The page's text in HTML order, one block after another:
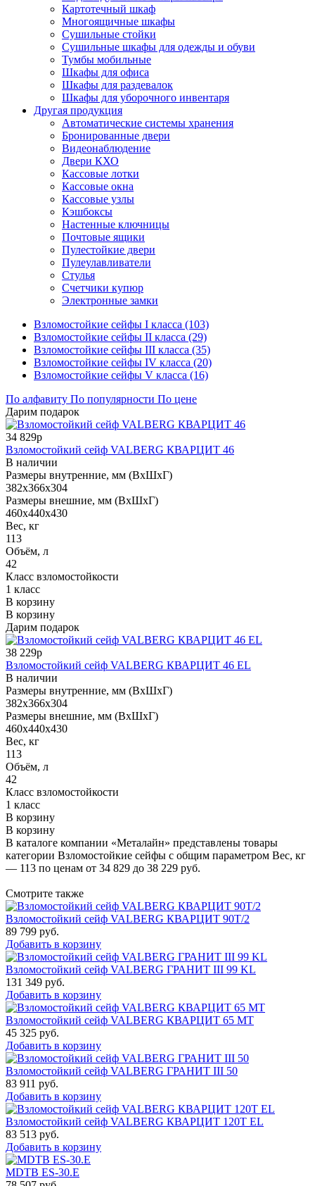
Картотечный шкаф
Многоящичные шкафы
Сушильные стойки
Сушильные шкафы для одежды и обуви
Тумбы мобильные
Шкафы для офиса
Шкафы для раздевалок
Шкафы для уборочного инвентаря
Другая продукция
Автоматические системы хранения
Бронированные двери
Видеонаблюдение
Двери КХО
Кассовые лотки
Кассовые окна
Кассовые узлы
Кэшбоксы
Настенные ключницы
Почтовые ящики
Пулестойкие двери
Пулеулавливатели
Стулья
Счетчики купюр
Электронные замки
Взломостойкие сейфы I класса (103)
Взломостойкие сейфы II класса (29)
Взломостойкие сейфы III класса (35)
Взломостойкие сейфы IV класса (20)
Взломостойкие сейфы V класса (16)
По алфавиту По популярности По цене
Дарим подарок
34 829р
Взломостойкий сейф VALBERG КВАРЦИТ 46
В наличии
Размеры внутренние, мм (ВхШхГ)
382x366x304
Размеры внешние, мм (ВхШхГ)
460x440x430
Вес, кг
113
Объём, л
42
Класс взломостойкости
1 класс
В корзину
В корзину
Дарим подарок
38 229р
Взломостойкий сейф VALBERG КВАРЦИТ 46 EL
В наличии
Размеры внутренние, мм (ВхШхГ)
382x366x304
Размеры внешние, мм (ВхШхГ)
460x440x430
Вес, кг
113
Объём, л
42
Класс взломостойкости
1 класс
В корзину
В корзину
В каталоге компании «Металайн» представлены товары
категории Взломостойкие сейфы с общим параметром Вес, кг
— 113 по ценам от 34 829 до 38 229 руб.
Смотрите также
Взломостойкий сейф VALBERG КВАРЦИТ 90Т/2
89 799 руб.
Добавить в корзину
Взломостойкий сейф VALBERG ГРАНИТ III 99 KL
131 349 руб.
Добавить в корзину
Взломостойкий сейф VALBERG КВАРЦИТ 65 МТ
45 325 руб.
Добавить в корзину
Взломостойкий сейф VALBERG ГРАНИТ III 50
83 911 руб.
Добавить в корзину
Взломостойкий сейф VALBERG КВАРЦИТ 120Т EL
83 513 руб.
Добавить в корзину
MDTB ES-30.Е